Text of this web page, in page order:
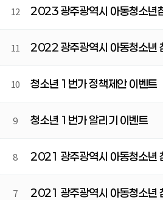
12 2023 광주광역시 아동청소년
11 2022 광주광역시 아동청소년
10 청소년 1번가 정책제안 이벤트
9 청소년 1번가 알리기 이벤트
8 2021 광주광역시 아동청소년
7 2021 광주광역시 아동청소년